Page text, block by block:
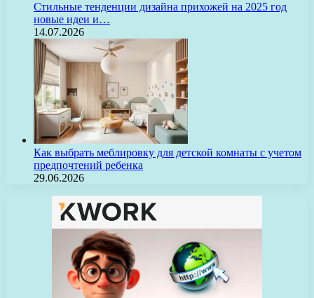
Стильные тенденции дизайна прихожей на 2025 год
новые идеи и…
14.07.2026
Как выбрать меблировку для детской комнаты с учетом
предпочтений ребенка
29.06.2026